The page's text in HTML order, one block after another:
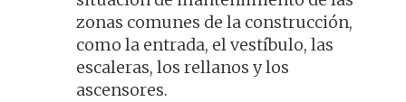
zonas comunes de la construcción,
como la entrada, el vestíbulo, las
escaleras, los rellanos y los
ascensores.